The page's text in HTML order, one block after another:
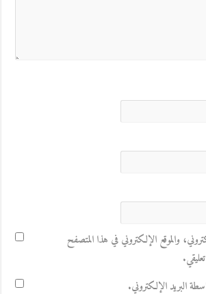
والموقع الإلكتروني في هذا المتصفح
البريد الإلكتروني.